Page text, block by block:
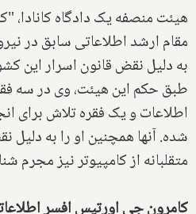
هیئت منصفه یک دادگاه
مقام ارشد اطلاعاتی سابق در
به دلیل نقض قانون اسرار این
طبق حکم این هیئت، وی در سه
اطلاعات و یک فقره تلاش برای
شده. آنها همچنین او را به دلیل
متقلبانه از کامپیوتر نیز مجرم